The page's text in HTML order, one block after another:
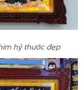
hỷ thước đẹp